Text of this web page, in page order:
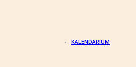
KALENDARIUM